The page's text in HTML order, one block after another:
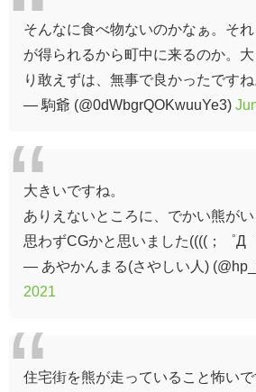
そんなに食べ物ないのかなぁ。そ
が得られるから町中に来るのか。
り敢えずは、無事で良かったですね
— 駒爺 (@0dWbgrQOKwuuYe3)
大きいですね。
ありえないところに、でかい熊が
思わずCGかと思いました((((；゜Д
— あやかんまる(さやしい人)
2021
住宅街を熊が走っていること怖い